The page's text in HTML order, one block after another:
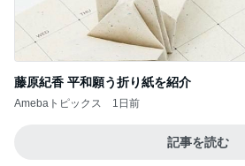
Amebaトピックス 1日前
記事を読む
Amebaトピックス 17時間前